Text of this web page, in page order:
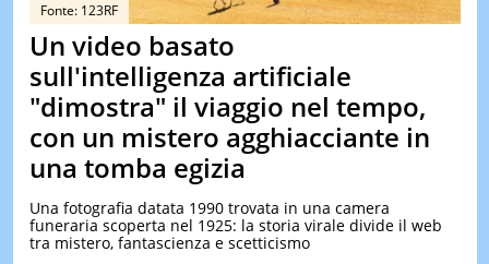
&
TEST
LE
Fonte: 123RF
Un video basato
sull'intelligenza artificiale
"dimostra" il viaggio nel tempo,
con un mistero agghiacciante in
una tomba egizia
Una fotografia datata 1990 trovata in una camera
funeraria scoperta nel 1925: la storia virale divide il web
tra mistero, fantascienza e scetticismo